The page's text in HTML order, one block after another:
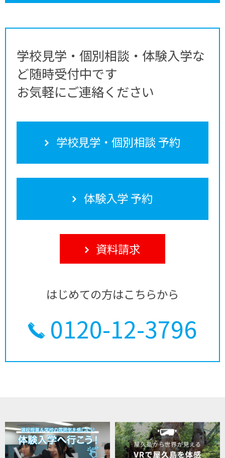
学校見学・個別相談・体験入学な
ど随時受付中です
お気軽にご連絡ください
学校見学・個別相談 予約
体験入学 予約
資料請求
はじめての方はこちらから
0120-12-3796